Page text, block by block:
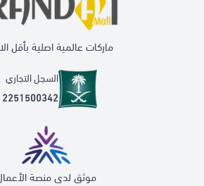
ماركات عالمية اصلية بأقل
السجل التجاري
2251500342
موثق لدى منصة